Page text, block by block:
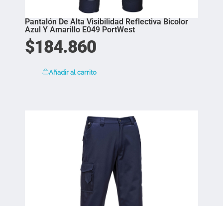
Pantalón De Alta Visibilidad Reflectiva Bicolor
Azul Y Amarillo E049 PortWest
$184.860
Añadir al carrito